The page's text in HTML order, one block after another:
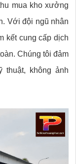
mua kho xưởng
Với đội ngũ nhân
kết cung cấp dịch
Chúng tôi đảm
thuật, không ảnh